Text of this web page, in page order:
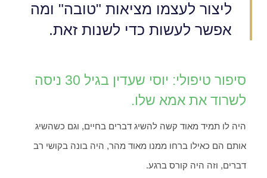
ליצור לעצמו מציאות "טובה" ומה
אפשר לעשות כדי לשנות זאת.
סיפור טיפולי: יוסי שעדין בגיל 30 ניסה
לשרוד את אמא שלו.
היה לו תמיד מאוד קשה להשיג דברים בחיים, וגם כשהשיג
אותם הם כאילו ברחו ממנו מאוד מהר, היה בונה בקושי רב
דברים, וזה היה קורס ברגע.